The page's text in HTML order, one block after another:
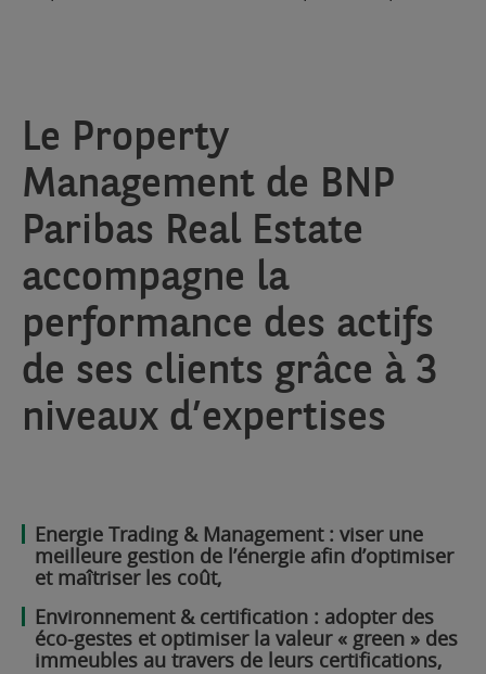
Le Property
Management de BNP
Paribas Real Estate
accompagne la
performance des actifs
de ses clients grâce à 3
niveaux d’expertises
Energie Trading & Management : viser une
meilleure gestion de l’énergie afin d’optimiser
et maîtriser les coût,
Environnement & certification : adopter des
éco-gestes et optimiser la valeur « green » des
immeubles au travers de leurs certifications,